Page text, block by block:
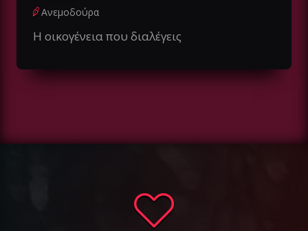
Ανεμοδούρα
Η οικογένεια που διαλέγεις